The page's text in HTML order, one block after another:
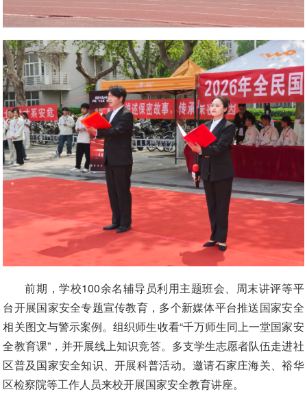
前期，学校100余名辅导员利用主题班会、周末讲评等平
台开展国家安全专题宣传教育，多个新媒体平台推送国家安全
相关图文与警示案例。组织师生收看“千万师生同上一堂国家安
全教育课”，并开展线上知识竞答。多支学生志愿者队伍走进社
区普及国家安全知识、开展科普活动。邀请石家庄海关、裕华
区检察院等工作人员来校开展国家安全教育讲座。